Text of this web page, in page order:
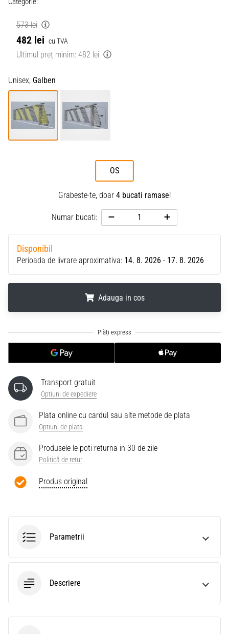
573 lei
482 lei cu TVA
Ultimul preț minim: 482 lei
Unisex, Galben
OS
Grabeste-te, doar 4 bucati ramase!
Numar bucati:
Disponibil
Perioada de livrare aproximativa: 14. 8. 2026 - 17. 8. 2026
Adauga in cos
Transport gratuit
Optiuni de expediere
Plata online cu cardul sau alte metode de plata
Optiuni de plata
Produsele le poti returna in 30 de zile
Politică de retur
Produs original
Parametrii
Descriere